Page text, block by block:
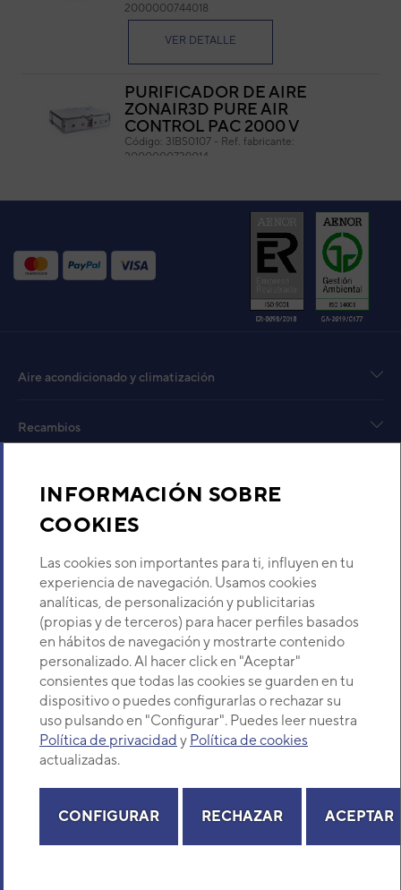
INFORMACIÓN SOBRE
COOKIES
Las cookies son importantes para ti, influyen en tu
experiencia de navegación. Usamos cookies
analíticas, de personalización y publicitarias
(propias y de terceros) para hacer perfiles basados
en hábitos de navegación y mostrarte contenido
personalizado. Al hacer click en "Aceptar"
consientes que todas las cookies se guarden en tu
dispositivo o puedes configurarlas o rechazar su
uso pulsando en "Configurar". Puedes leer nuestra
Política de privacidad y Política de cookies
actualizadas.
CONFIGURAR RECHAZAR ACEPTAR
2000000744018
VER DETALLE
PURIFICADOR DE AIRE
ZONAIR3D PURE AIR
CONTROL PAC 2000 V
Código: 3IBS0107 - Ref. fabricante:
2000000739014
PURIFICADOR AIR CONTROL
ZONAIR 3D PAC 3000 V
Código:
Ref. fabricante:
PURIFICADOR DE AIRE
ZONAIR3D PURE AIR
PURIFICADOR DE AIRE
ZONAIR3D PURE AIR
Código:3IBS0108- Ref. fabricante:
2000000740010
VER DETALLE
PURIFICADOR DE AIRE
ZONAIR3D PURE AIR
CONTROL PAC 1200 V
Código: 3IBS0106 -Ref. fabricante:
2000000737010
Aire acondicionado y climatización
Recambios
Descubre Eurofred
Dónde Estamos
¿Buscas un servicio técnico?
Selecciona provincia